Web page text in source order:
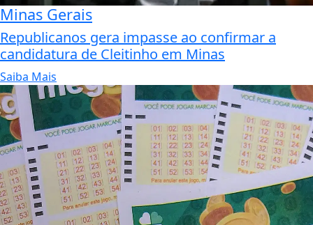
Minas Gerais
Republicanos gera impasse ao confirmar a
candidatura de Cleitinho em Minas
Saiba Mais